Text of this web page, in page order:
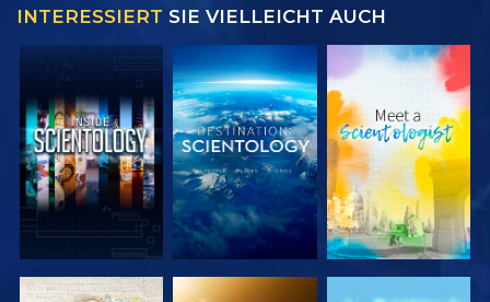
INTERESSIERT SIE VIELLEICHT AUCH